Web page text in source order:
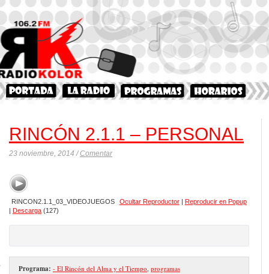
RINCÓN 2.1.1 – PERSONAL
23 noviembre, 2014 /Comentar
RINCON2.1.1_03_VIDEOJUEGOS Ocultar Reproductor| Reproducir en Popup
| Descarga (127)
Programa: - El Rincón del Alma y el Tiempo programas